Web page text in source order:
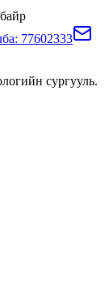
77602333
сургууль.